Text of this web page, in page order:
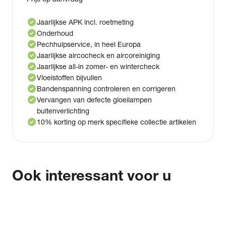
check_circleJaarlijkse APK incl. roetmeting
check_circleOnderhoud
check_circlePechhulpservice, in heel Europa
check_circleJaarlijkse aircocheck en aircoreiniging
check_circleJaarlijkse all-in zomer- en wintercheck
check_circleVloeistoffen bijvullen
check_circleBandenspanning controleren en corrigeren
check_circleVervangen van defecte gloeilampen
buitenverlichting
check_circle10% korting op merk specifieke collectie artikelen
Ook interessant voor u